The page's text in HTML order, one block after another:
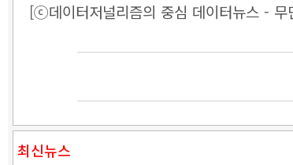
[ⓒ데이터저널리즘의 중심 데이터뉴스 -
최신뉴스